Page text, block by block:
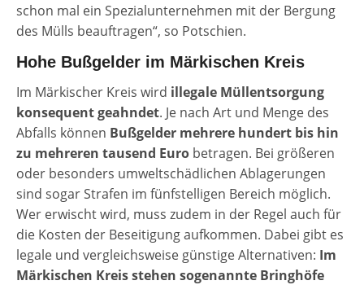
schon mal ein Spezialunternehmen mit der Bergung
des Mülls beauftragen“, so Potschien.
Hohe Bußgelder im Märkischen Kreis
Im Märkischer Kreis wird illegale Müllentsorgung
konsequent geahndet. Je nach Art und Menge des
Abfalls können Bußgelder mehrere hundert bis hin
zu mehreren tausend Euro betragen. Bei größeren
oder besonders umweltschädlichen Ablagerungen
sind sogar Strafen im fünfstelligen Bereich möglich.
Wer erwischt wird, muss zudem in der Regel auch für
die Kosten der Beseitigung aufkommen. Dabei gibt es
legale und vergleichsweise günstige Alternativen: Im
Märkischen Kreis stehen sogenannte Bringhöfe